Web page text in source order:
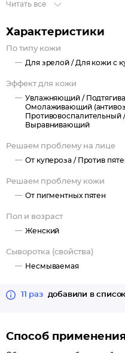
Читать все
Характеристики
По типу кожи
Для зрелой / Для кожи с
Эффект для кожи
Увлажняющий /
Омолаживающий
Противовоспалительный
Выравнивающий
Решаем проблему на лице
От купероза / Против
Решаем проблему кожи
От пигментных пятен
Пол и возраст
Женский
Сыворотка (свойства)
Несмываемая
11 раз добавили в
Способ применения